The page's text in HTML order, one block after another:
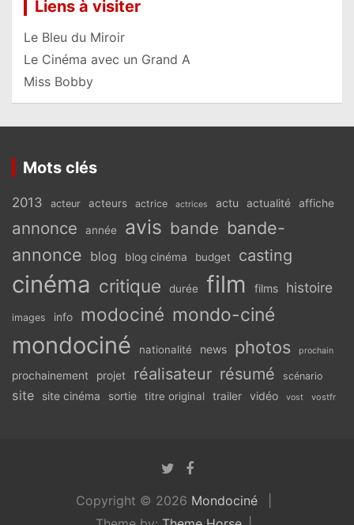
Liens à visiter
Le Bleu du Miroir
Le Cinéma avec un Grand A
Miss Bobby
Mots clés
2013 acteur acteurs actrice actrices actu actualité affiche
annonce année avis bande bande-
annonce blog blog cinéma budget casting
cinéma critique durée film films histoire
images info modociné mondo-ciné
mondociné nationalité news photos prochain
prochainement projet réalisateur résumé scénario
site site cinéma sortie titre original trailer vidéo vost vostfr
Copyright © 2026 Mondociné